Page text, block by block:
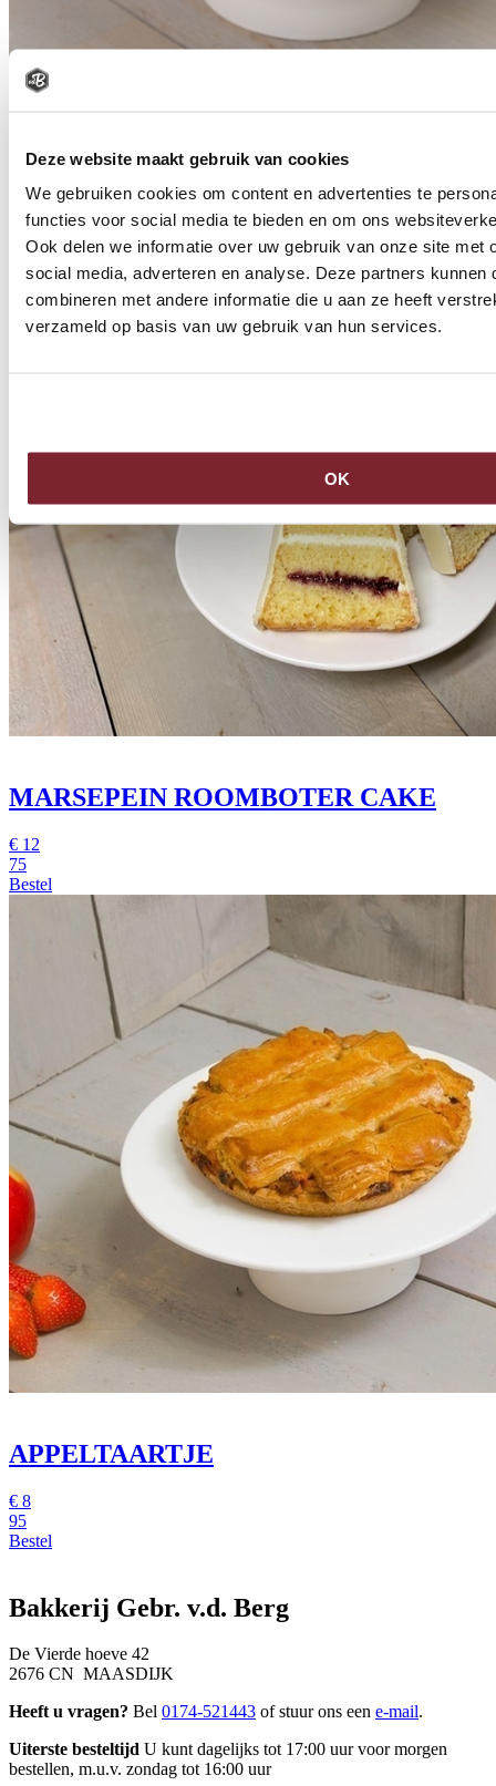
Deze website maakt gebruik van cookies
We gebruiken cookies om content en advertenties te
functies voor social media te bieden en om ons
Ook delen we informatie over uw gebruik van onze site met
social media, adverteren en analyse. Deze partners kunnen
combineren met andere informatie die u aan ze heeft
verzameld op basis van uw gebruik van hun services.
OK
8
Bestel
MARSEPEIN ROOMBOTER CAKE
€ 12
75
Bestel
APPELTAARTJE
€ 8
95
Bestel
Bakkerij Gebr. v.d. Berg
De Vierde hoeve 42
2676 CN MAASDIJK
Heeft u vragen? Bel 0174-521443 of stuur ons een e-mail.
Uiterste besteltijd U kunt dagelijks tot 17:00 uur voor morgen
bestellen, m.u.v. zondag tot 16:00 uur